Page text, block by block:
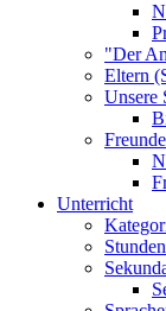
"Der
Eltern
Unsere
Unterricht